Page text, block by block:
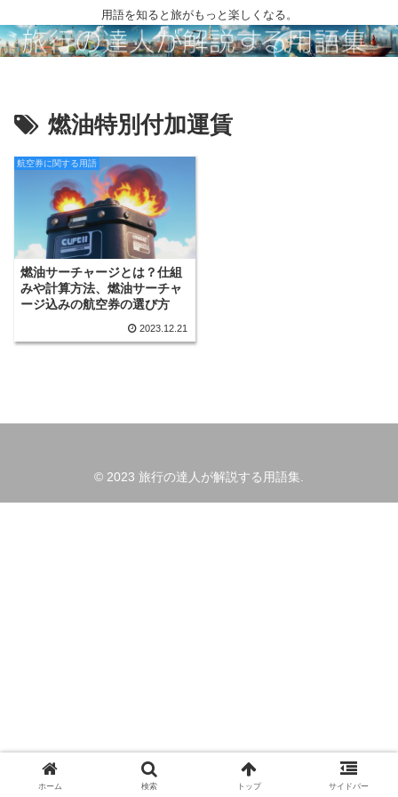
用語を知ると旅がもっと楽しくなる。
燃油特別付加運賃
航空券に関する用語
燃油サーチャージとは？仕組
みや計算方法、燃油サーチャ
ージ込みの航空券の選び方
2023.12.21
© 2023 旅行の達人が解説する用語集.
ホーム 検索 トップ サイドバー